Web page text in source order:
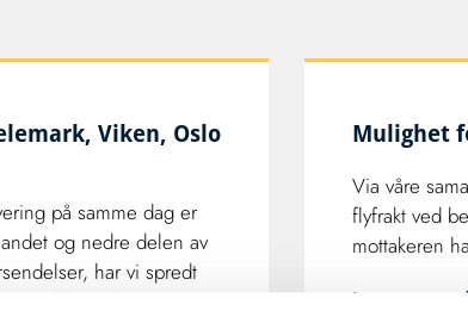
Viken, Oslo
på samme dag er
og nedre delen av
har vi spredt
Mulighet
Via våre
flyfrakt ved
mottakeren
Les mer om